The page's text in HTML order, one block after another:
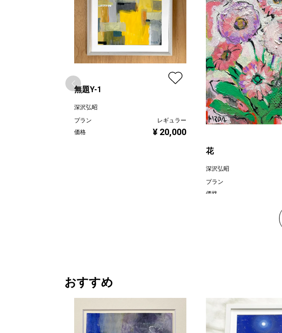
無題Y-1
深沢弘昭
プラン
レギュラー
価格
¥ 20,000
花
深沢弘昭
プラン
価格
おすすめ